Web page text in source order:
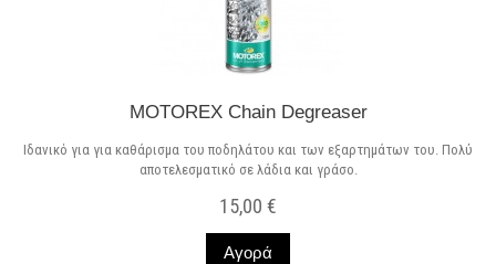
MOTOREX Chain Degreaser
Ιδανικό για για καθάρισμα του ποδηλάτου και των εξαρτημάτων του. Πολύ
αποτελεσματικό σε λάδια και γράσο.
15,00 €
Αγορά